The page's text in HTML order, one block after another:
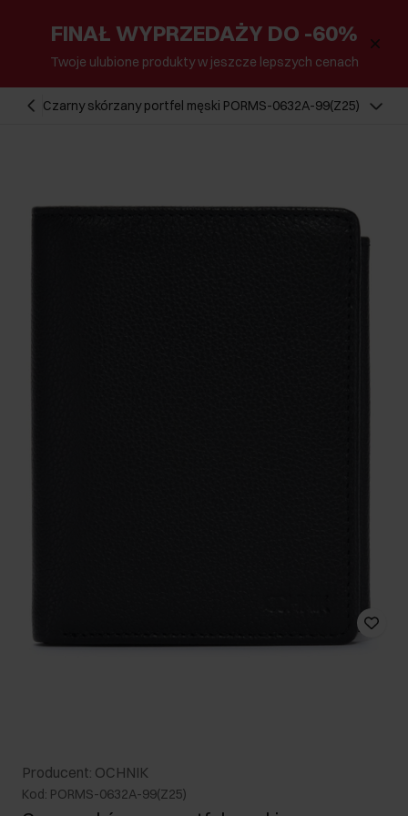
FINAŁ WYPRZEDAŻY DO -60%
Twoje ulubione produkty w jeszcze lepszych cenach
Czarny skórzany portfel męski PORMS-0632A-99(Z25)
Producent: OCHNIK
Kod: PORMS-0632A-99(Z25)